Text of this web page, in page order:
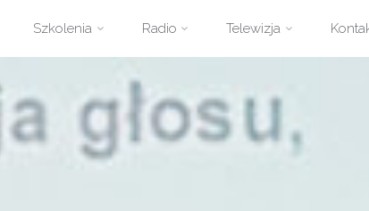
Szkolenia Radio Telewizja